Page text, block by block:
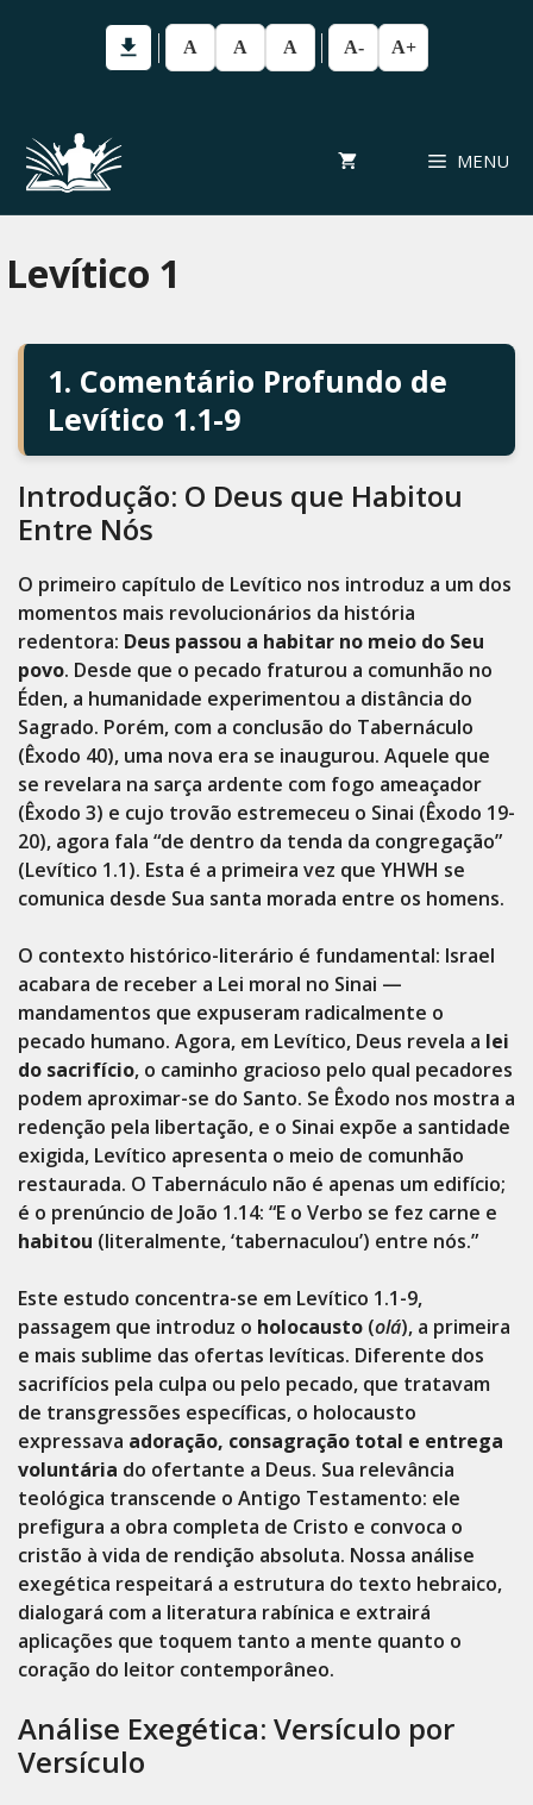
A A A A- A+
MENU
Levítico 1
1. Comentário Profundo de
Levítico 1.1-9
Introdução: O Deus que Habitou
Entre Nós
O primeiro capítulo de Levítico nos introduz a um dos
momentos mais revolucionários da história
redentora: Deus passou a habitar no meio do Seu
povo. Desde que o pecado fraturou a comunhão no
Éden, a humanidade experimentou a distância do
Sagrado. Porém, com a conclusão do Tabernáculo
(Êxodo 40), uma nova era se inaugurou. Aquele que
se revelara na sarça ardente com fogo ameaçador
(Êxodo 3) e cujo trovão estremeceu o Sinai (Êxodo 19-
20), agora fala “de dentro da tenda da congregação”
(Levítico 1.1). Esta é a primeira vez que YHWH se
comunica desde Sua santa morada entre os homens.
O contexto histórico-literário é fundamental: Israel
acabara de receber a Lei moral no Sinai —
mandamentos que expuseram radicalmente o
pecado humano. Agora, em Levítico, Deus revela a lei
do sacrifício, o caminho gracioso pelo qual pecadores
podem aproximar-se do Santo. Se Êxodo nos mostra a
redenção pela libertação, e o Sinai expõe a santidade
exigida, Levítico apresenta o meio de comunhão
restaurada. O Tabernáculo não é apenas um edifício;
é o prenúncio de João 1.14: “E o Verbo se fez carne e
habitou (literalmente, ‘tabernaculou’) entre nós.”
Este estudo concentra-se em Levítico 1.1-9,
passagem que introduz o holocausto (olá), a primeira
e mais sublime das ofertas levíticas. Diferente dos
sacrifícios pela culpa ou pelo pecado, que tratavam
de transgressões específicas, o holocausto
expressava adoração, consagração total e entrega
voluntária do ofertante a Deus. Sua relevância
teológica transcende o Antigo Testamento: ele
prefigura a obra completa de Cristo e convoca o
cristão à vida de rendição absoluta. Nossa análise
exegética respeitará a estrutura do texto hebraico,
dialogará com a literatura rabínica e extrairá
aplicações que toquem tanto a mente quanto o
coração do leitor contemporâneo.
Análise Exegética: Versículo por
Versículo